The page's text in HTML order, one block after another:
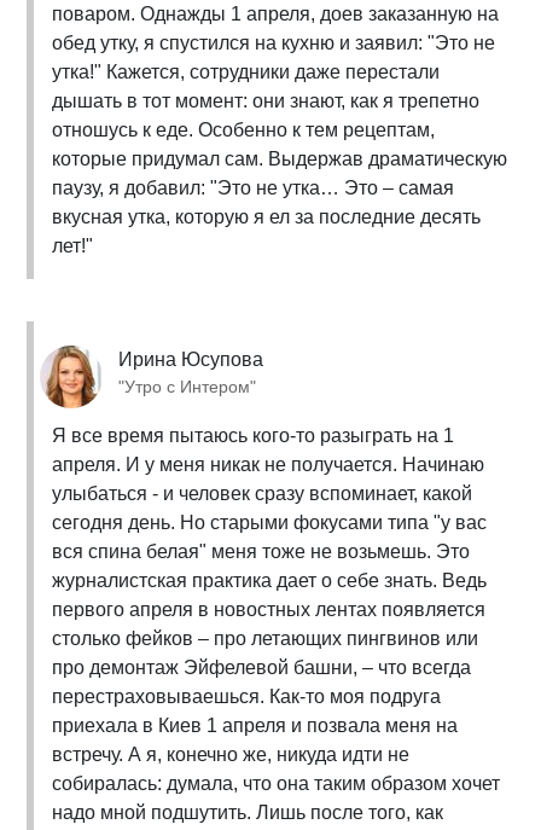
поваром. Однажды 1 апреля, доев заказанную на
обед утку, я спустился на кухню и заявил: "Это не
утка!" Кажется, сотрудники даже перестали
дышать в тот момент: они знают, как я трепетно
отношусь к еде. Особенно к тем рецептам,
которые придумал сам. Выдержав драматическую
паузу, я добавил: "Это не утка… Это – самая
вкусная утка, которую я ел за последние десять
лет!"
Ирина Юсупова
"Утро с Интером"
Я все время пытаюсь кого-то разыграть на 1
апреля. И у меня никак не получается. Начинаю
улыбаться - и человек сразу вспоминает, какой
сегодня день. Но старыми фокусами типа "у вас
вся спина белая" меня тоже не возьмешь. Это
журналистская практика дает о себе знать. Ведь
первого апреля в новостных лентах появляется
столько фейков – про летающих пингвинов или
про демонтаж Эйфелевой башни, – что всегда
перестраховываешься. Как-то моя подруга
приехала в Киев 1 апреля и позвала меня на
встречу. А я, конечно же, никуда идти не
собиралась: думала, что она таким образом хочет
надо мной подшутить. Лишь после того, как